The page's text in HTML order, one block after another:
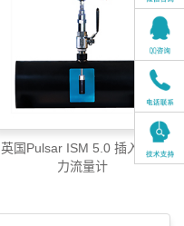
英国Pulsar ISM 5.0 插入式磁
力流量计